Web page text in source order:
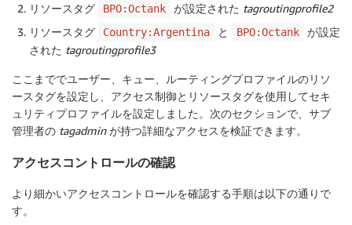
リソースタグ
BPO:Octank が設定された tagroutingprofile2
リソースタグ
Country:Argentina と BPO:Octank
が設定
された tagroutingprofile3
ここまででユーザー、キュー、ルーティングプロファイルのリソ
ースタグを設定し、アクセス制御とリソースタグを使用してセキ
ュリティプロファイルを設定しました。次のセクションで、サブ
管理者の tagadminが持つ詳細なアクセスを検証できます。
アクセスコントロールの確認
より細かいアクセスコントロールを確認する手順は以下の通りで
す。